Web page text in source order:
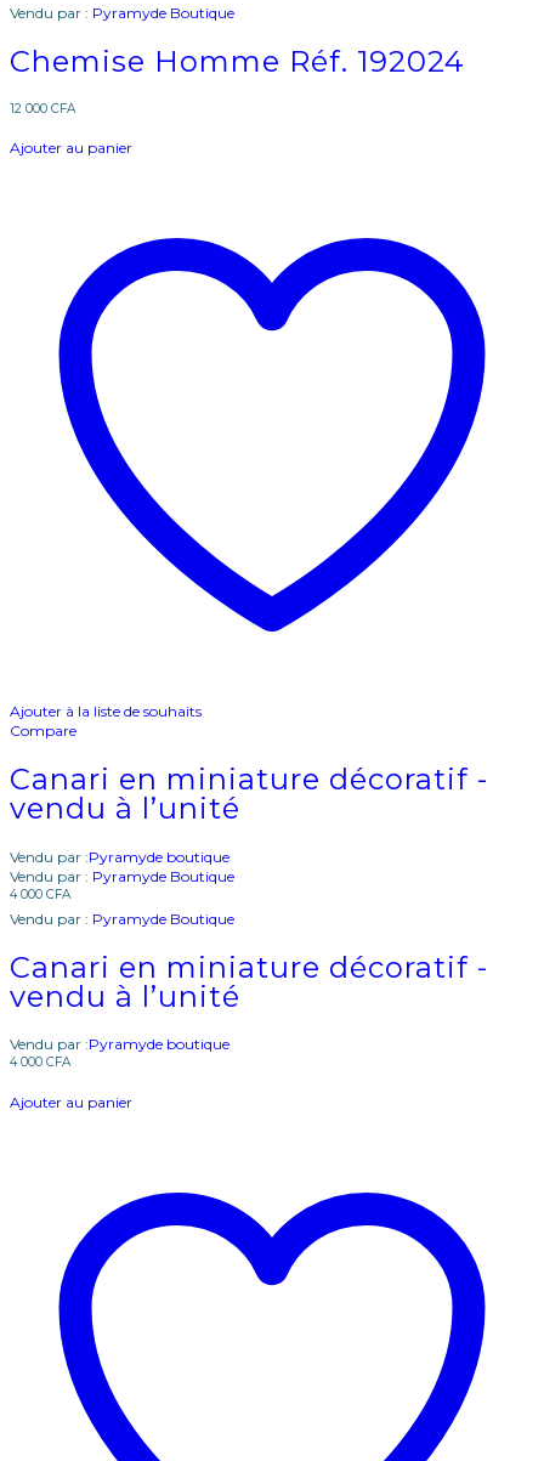
Vendu par : Pyramyde Boutique
Chemise Homme Réf. 192024
12 000 CFA
Ajouter au panier
Ajouter à la liste de souhaits
Compare
Canari en miniature décoratif -
vendu à l’unité
Vendu par :Pyramyde boutique
Vendu par : Pyramyde Boutique
4 000 CFA
Vendu par : Pyramyde Boutique
Canari en miniature décoratif -
vendu à l’unité
Vendu par :Pyramyde boutique
4 000 CFA
Ajouter au panier